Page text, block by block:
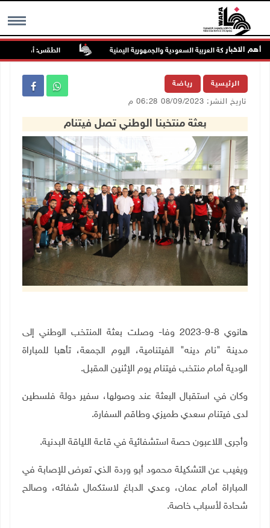
MENU أهم الاخبار
على المملكة العربية السعودية والجمهورية اليمنية الطقس: أجواء صافية
الرئيسية رياضة
تاريخ النشر: 08/09/2023 06:28 م
بعثة منتخبنا الوطني تصل فيتنام
هانوي 8-9-2023 وفا- وصلت بعثة المنتخب الوطني إلى
مدينة "نام دينه" الفيتنامية، اليوم الجمعة، تأهبا للمباراة
الودية أمام منتخب فيتنام يوم الإثنين المقبل.
وكان في استقبال البعثة عند وصولها، سفير دولة فلسطين
لدى فيتنام سعدي طميزي وطاقم السفارة.
وأجرى اللاعبون حصة استشفائية في قاعة اللياقة البدنية.
ويغيب عن التشكيلة محمود أبو وردة الذي تعرض للإصابة في
المباراة أمام عمان، وعدي الدباغ لاستكمال شفائه، وصالح
شحادة لأسباب خاصة.